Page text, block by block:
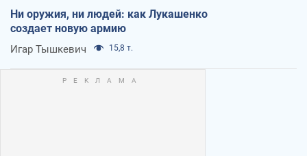
Ни оружия, ни людей: как Лукашенко
создает новую армию
Игар Тышкевич 15,8 т.